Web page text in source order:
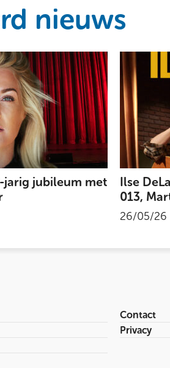
nieuws
jarig jubileum met
Ilse
013,
26/05/26
Contact
Privacy